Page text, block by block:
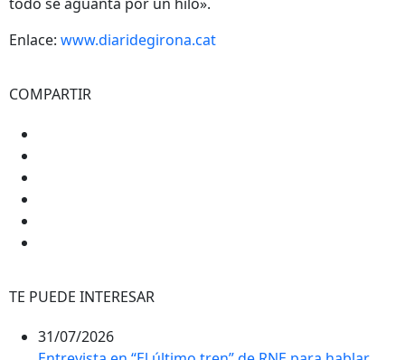
Enlace: www.diaridegirona.cat
COMPARTIR
TE PUEDE INTERESAR
31/07/2026